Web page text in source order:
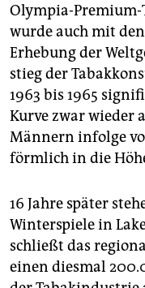
Olympia-Premium-
wurde auch mit
Erhebung der
stieg der
1963 bis 1965
Kurve zwar wieder
Männern infolge
förmlich in die
16 Jahre später
Winterspiele in
schließt das
einen diesmal